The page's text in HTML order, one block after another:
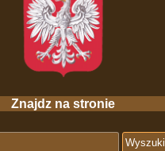
Znajdz na stronie